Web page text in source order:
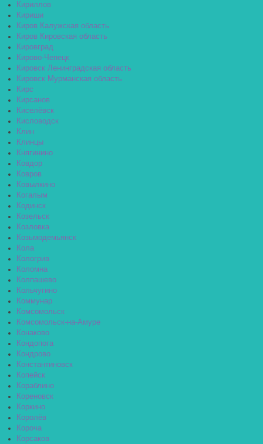
Кириллов
Кириши
Киров Калужская область
Киров Кировская область
Кировград
Кирово-Чепецк
Кировск Ленинградская область
Кировск Мурманская область
Кирс
Кирсанов
Киселёвск
Кисловодск
Клин
Клинцы
Княгинино
Ковдор
Ковров
Ковылкино
Когалым
Кодинск
Козельск
Козловка
Козьмодемьянск
Кола
Кологрив
Коломна
Колпашево
Кольчугино
Коммунар
Комсомольск
Комсомольск-на-Амуре
Конаково
Кондопога
Кондрово
Константиновск
Копейск
Кораблино
Кореновск
Коркино
Королёв
Короча
Корсаков